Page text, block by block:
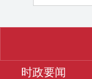
时政要闻